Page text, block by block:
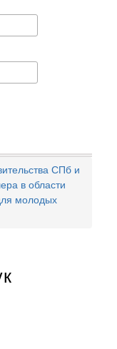
СПб и
в области
молодых